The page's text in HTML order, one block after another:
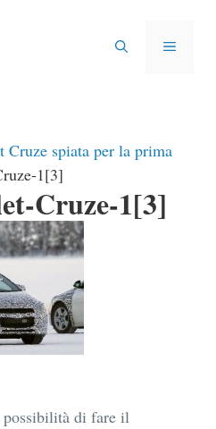
MENU
Cruze spiata per la prima
1[3]
Cruze-1[3]
possibilità di fare il